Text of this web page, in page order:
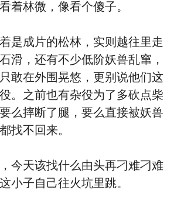
着林微，像看个傻子。
是成片的松林，实则越往里走
滑，还有不少低阶妖兽乱窜，
敢在外围晃悠，更别说他们这
。之前也有杂役为了多砍点柴
么摔断了腿，要么直接被妖兽
找不回来。
今天该找什么由头再刁难刁难
小子自己往火坑里跳。